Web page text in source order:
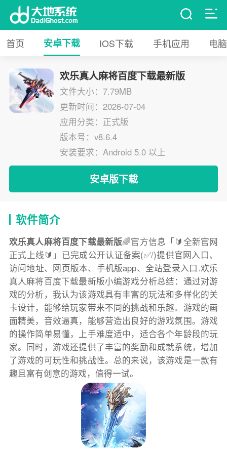
首页 安卓下载 IOS下载 手机应用 电
欢乐真人麻将百度下载最新版
文件大小：7.79MB
更新时间：2026-07-04
应用分类：正式版
版本号：v8.6.4
安装要求：Android 5.0 以上
安卓版下载
软件简介
欢乐真人麻将百度下载最新版🌈官方信息「🔰全新官网
正式上线🔰」已完成公开认证备案(✅/)提供官网入口、
访问地址、网页版本、手机版app、全站登录入口.欢乐
真人麻将百度下载最新版小编游戏分析总结：通过对游
戏的分析，我认为该游戏具有丰富的玩法和多样化的关
卡设计，能够给玩家带来不同的挑战和乐趣。游戏的画
面精美，音效逼真，能够营造出良好的游戏氛围。游戏
的操作简单易懂，上手难度适中，适合各个年龄段的玩
家。同时，游戏还提供了丰富的奖励和成就系统，增加
了游戏的可玩性和挑战性。总的来说，该游戏是一款有
趣且富有创意的游戏，值得一试。